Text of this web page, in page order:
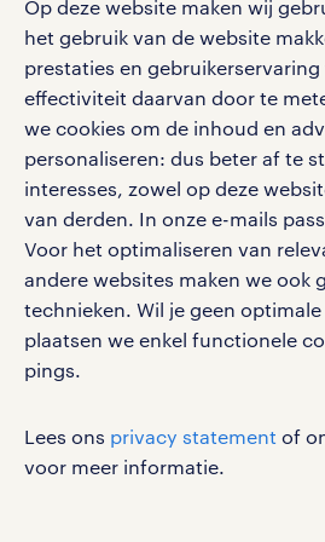
Op deze website maken wij
het gebruik van de website
prestaties en
effectiviteit daarvan door te
we cookies om de inhoud en
personaliseren: dus beter af te
interesses, zowel op deze
van derden. In onze e-mails
Voor het optimaliseren van
andere websites maken we ook
technieken. Wil je geen
plaatsen we enkel functionele
pings.
Lees ons privacy statement of
voor meer informatie.
social media
Volg ons voor de leukste
vacatures, solliciteren en
werken bij randstad
gebruikersvoorwaarden
privacystatement
cookies